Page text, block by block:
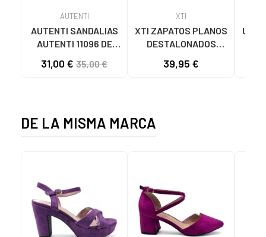
AUTENTI
AUTENTI SANDALIAS
AUTENTI 11096 DE
31,00 € 35,00 €
XTI
XTI ZAPATOS PLANOS
DESTALONADOS
BURDEOS CON
39,95 €
UGG
DE LA MISMA MARCA